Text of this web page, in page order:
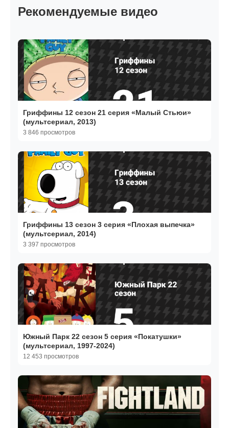
Рекомендуемые видео
Гриффины 12 сезон 21 серия «Малый Стьюи»
(мультсериал, 2013)
3 846 просмотров
Гриффины 13 сезон 3 серия «Плохая выпечка»
(мультсериал, 2014)
3 397 просмотров
Южный Парк 22 сезон 5 серия «Покатушки»
(мультсериал, 1997-2024)
12 453 просмотров